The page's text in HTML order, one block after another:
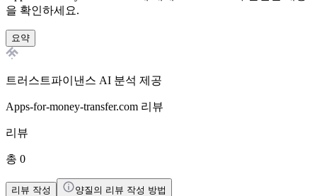
을 확인하세요.
요약
트러스트파이낸스 AI 분석 제공
Apps-for-money-transfer.com 리뷰
리뷰
총 0
리뷰 작성 양질의 리뷰 작성 방법